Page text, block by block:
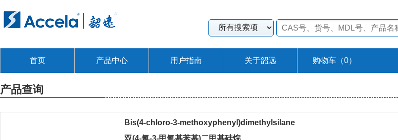
首页 产品中心 用户指南 关于韶远 购物车（0）
产品查询
Bis(4-chloro-3-methoxyphenyl)dimethylsilane
双(4-氯-3-甲氧基苯基)二甲基硅烷